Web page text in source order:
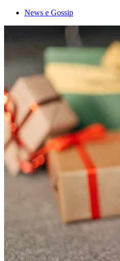
News e Gossip